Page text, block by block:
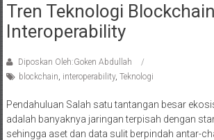
Tren Teknologi Blockchain
Interoperability
Diposkan Oleh:Goken Abdullah
blockchain, interoperability, Teknologi
Pendahuluan Salah satu tantangan besar
adalah banyaknya jaringan terpisah dengan
sehingga aset dan data sulit berpindah antar-